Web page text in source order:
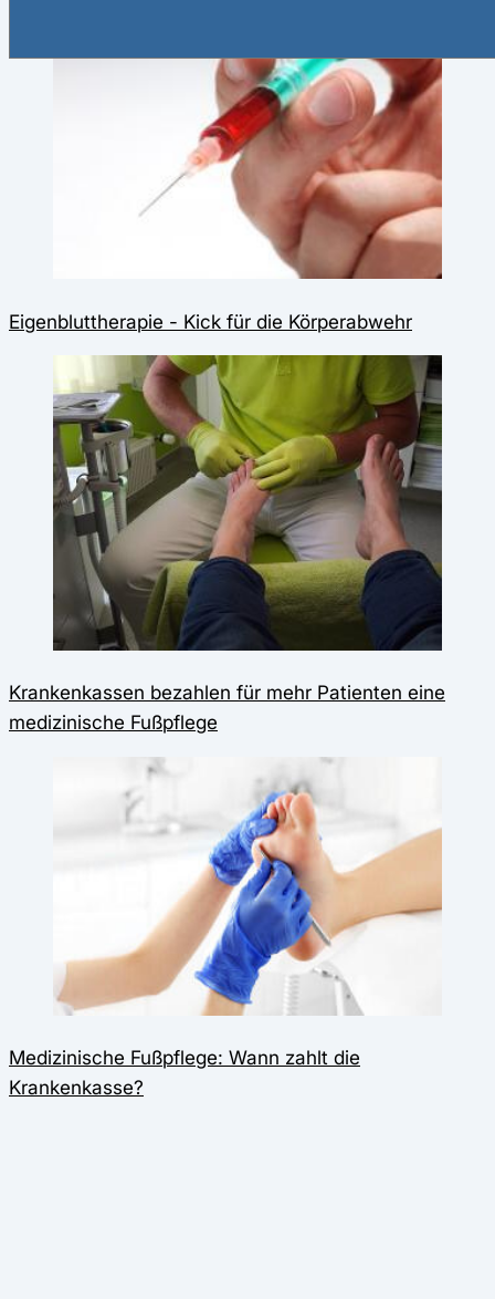
Eigenbluttherapie - Kick für die Körperabwehr
Krankenkassen bezahlen für mehr Patienten eine
medizinische Fußpflege
Medizinische Fußpflege: Wann zahlt die
Krankenkasse?